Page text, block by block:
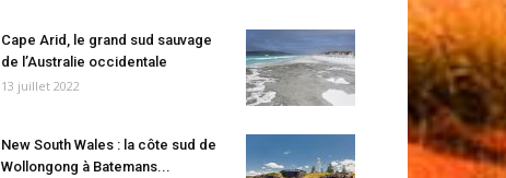
Cape Arid, le grand sud sauvage
de l’Australie occidentale
13 juillet 2022
New South Wales : la côte sud de
Wollongong à Batemans...